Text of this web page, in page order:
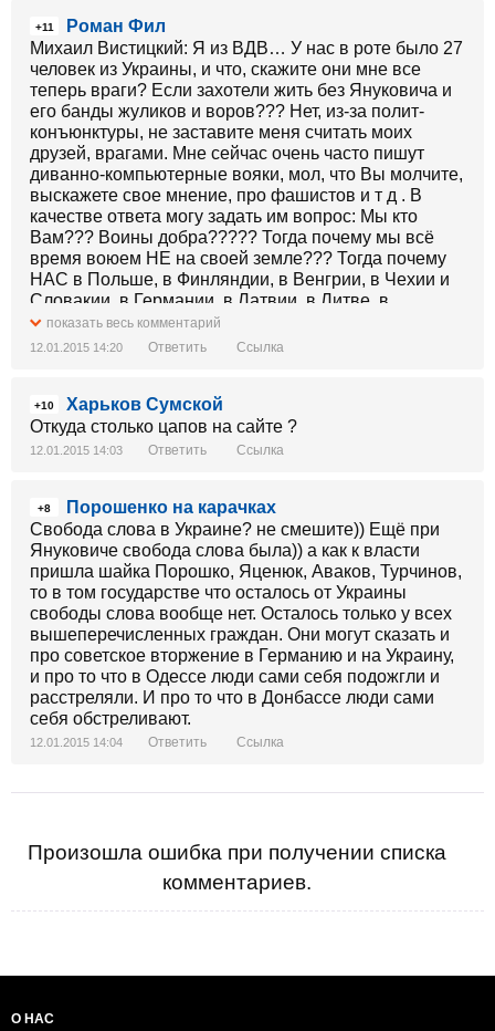
+11
Роман Фил
Михаил Вистицкий: Я из ВДВ… У нас в роте было 27
человек из Украины, и что, скажите они мне все
теперь враги? Если захотели жить без Януковича и
его банды жуликов и воров??? Нет, из-за полит-
конъюнктуры, не заставите меня считать моих
друзей, врагами. Мне сейчас очень часто пишут
диванно-компьютерные вояки, мол, что Вы молчите,
выскажете свое мнение, про фашистов и т д . В
качестве ответа могу задать им вопрос: Мы кто
Вам??? Воины добра????? Тогда почему мы всё
время воюем НЕ на своей земле??? Тогда почему
НАС в Польше, в Финляндии, в Венгрии, в Чехии и
Словакии, в Германии, в Латвии, в Литве, в
Эстонии, в Афганистане, в Приднестровье, в Чечне,
в Грузии, а теперь и в Украине называют
http://3.bp.blogspot.com/-
sO_RcLHUKWQ/VK7Y7QZ3vdI/AAAAAAAABCE/
1415975806k48gn-620x396.jpg [Зображення
составе войск, когда местные жители тебе в лицо
кричат -«..убирайтесь отсюда Оккупанты!»???
Почему мы воюем с бывшими Братьями???? ВСЕ
эти народы фашисты??? Почему на нас никто не
нападает, а мы всё воюем и воюем???? Почему
почти все мои Братишки имеют ранения и контузии,
за какую такую идею на чужой земле???? Очнитесь,
у России уже нет союзников, кроме маленькой
Беларуси и виртуального «Гондураса».
показать весь комментарий
12.01.2015 14:20 Ответить Ссылка
+10
Харьков Сумской
Откуда столько цапов на сайте ?
12.01.2015 14:03 Ответить Ссылка
+8
Порошенко на карачках
Свобода слова в Украине? не смешите)) Ещё при
Януковиче свобода слова была)) а как к власти
пришла шайка Порошко, Яценюк, Аваков, Турчинов,
то в том государстве что осталось от Украины
свободы слова вообще нет. Осталось только у всех
вышеперечисленных граждан. Они могут сказать и
про советское вторжение в Германию и на Украину,
и про то что в Одессе люди сами себя подожгли и
расстреляли. И про то что в Донбассе люди сами
себя обстреливают.
12.01.2015 14:04 Ответить Ссылка
Произошла ошибка при получении списка
комментариев.
О НАС